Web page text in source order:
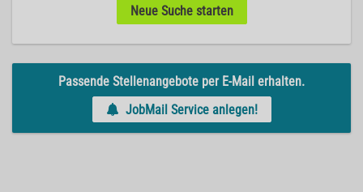
Neue Suche starten
Passende Stellenangebote per E-Mail erhalten.
JobMail Service anlegen!